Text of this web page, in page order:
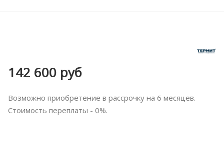
142 600 руб
Возможно приобретение в рассрочку на 6 месяцев.
Стоимость переплаты - 0%.